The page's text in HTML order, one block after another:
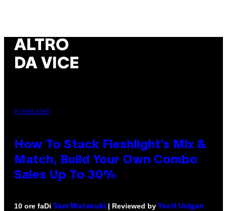
ALTRO
DA VICE
FLESHLIGHT
How To Stack Fleshlight’s Mix &
Match, Build Your Own Combo
Sales Up To 30%
10 ore faDi Sam Watanuki | Reviewed by Ysolt Usigan